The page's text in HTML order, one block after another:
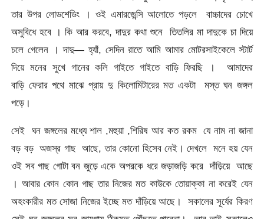
তার উপর লোডশেডিং । ওই এমারজেন্সি আলোতে পড়লে বাচ্চাদের চোখে
অসুবিধে হবে । কি আর করবে, দাদুর কথা শুনে তিতলির মা দাদুকে চা দিয়ে
চলে গেলেন । দাদু— হ্যাঁ, সেদিন রাতে আমি আমার মোটরসাইকেলে স্টার্ট
দিয়ে মনের সুখে গানের কলি গাইতে গাইতে বাড়ি ফিরছি । আমাদের
বাড়ি ফেরার পথে মাঝে প্রায় দু কিলোমিটারের মত একটা মস্ত ঘন জঙ্গল
পড়ে।
সেই ঘন জঙ্গলের মধ্যে শাল ,মহুয়া ,শিরিষ আর কত রকম যে নাম না জানা
বড় বড় অজস্র গাছ আছে, তার কোনো হিসেব নেই। দেখলে মনে হয় যেন
ওই সব গাছ গোটা বন জুড়ে একে অপরকে ধরে জড়াজড়ি করে দাঁড়িয়ে আছে
। আবার কোন কোন গাছ তার নিজের মত কাউকে তোয়াক্কা না করেই যেন
অহংকারীর মত সোজা নিজের ইচ্ছে মত দাঁড়িয়ে আছে। সকালের সূর্যের কিরণ